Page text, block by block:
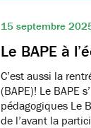
15 septembre
Le BAPE à
C’est aussi la
(BAPE)! Le BAPE
pédagogiques Le
de l’avant la